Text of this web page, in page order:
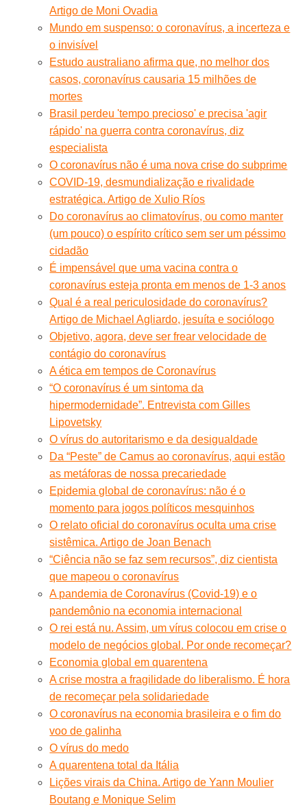
Artigo de Moni Ovadia
Mundo em suspenso: o coronavírus, a incerteza e
o invisível
Estudo australiano afirma que, no melhor dos
casos, coronavírus causaria 15 milhões de
mortes
Brasil perdeu 'tempo precioso' e precisa 'agir
rápido' na guerra contra coronavírus, diz
especialista
O coronavírus não é uma nova crise do subprime
COVID-19, desmundialização e rivalidade
estratégica. Artigo de Xulio Ríos
Do coronavírus ao climatovírus, ou como manter
(um pouco) o espírito crítico sem ser um péssimo
cidadão
É impensável que uma vacina contra o
coronavírus esteja pronta em menos de 1-3 anos
Qual é a real periculosidade do coronavírus?
Artigo de Michael Agliardo, jesuíta e sociólogo
Objetivo, agora, deve ser frear velocidade de
contágio do coronavírus
A ética em tempos de Coronavírus
“O coronavírus é um sintoma da
hipermodernidade”. Entrevista com Gilles
Lipovetsky
O vírus do autoritarismo e da desigualdade
Da “Peste” de Camus ao coronavírus, aqui estão
as metáforas de nossa precariedade
Epidemia global de coronavírus: não é o
momento para jogos políticos mesquinhos
O relato oficial do coronavírus oculta uma crise
sistêmica. Artigo de Joan Benach
“Ciência não se faz sem recursos”, diz cientista
que mapeou o coronavírus
A pandemia de Coronavírus (Covid-19) e o
pandemônio na economia internacional
O rei está nu. Assim, um vírus colocou em crise o
modelo de negócios global. Por onde recomeçar?
Economia global em quarentena
A crise mostra a fragilidade do liberalismo. É hora
de recomeçar pela solidariedade
O coronavírus na economia brasileira e o fim do
voo de galinha
O vírus do medo
A quarentena total da Itália
Lições virais da China. Artigo de Yann Moulier
Boutang e Monique Selim